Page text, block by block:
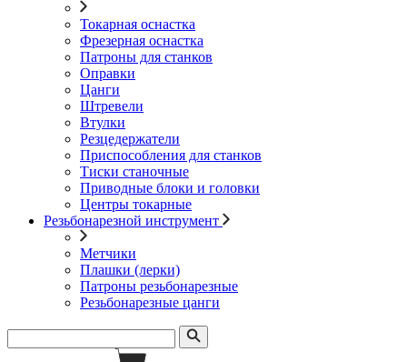
Токарная оснастка
Фрезерная оснастка
Патроны для станков
Оправки
Цанги
Штревели
Втулки
Резцедержатели
Приспособления для станков
Тиски станочные
Приводные блоки и головки
Центры токарные
Резьбонарезной инструмент
Метчики
Плашки (лерки)
Патроны резьбонарезные
Резьбонарезные цанги